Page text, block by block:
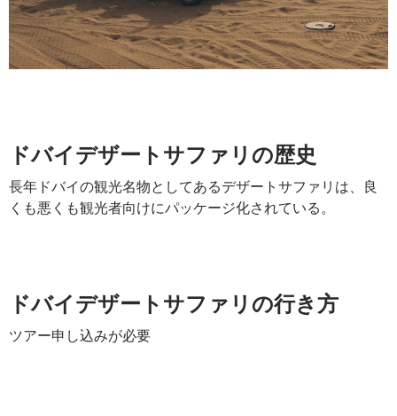
ドバイデザートサファリの歴史
長年ドバイの観光名物としてあるデザートサファリは、良
くも悪くも観光者向けにパッケージ化されている。
ドバイデザートサファリの行き方
ツアー申し込みが必要